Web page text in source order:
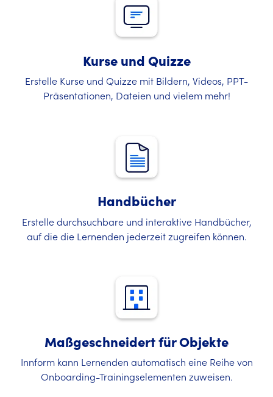
Kurse und Quizze
Erstelle Kurse und Quizze mit Bildern, Videos, PPT-
Präsentationen, Dateien und vielem mehr!
Handbücher
Erstelle durchsuchbare und interaktive Handbücher,
auf die die Lernenden jederzeit zugreifen können.
Maßgeschneidert für Objekte
Innform kann Lernenden automatisch eine Reihe von
Onboarding-Trainingselementen zuweisen.